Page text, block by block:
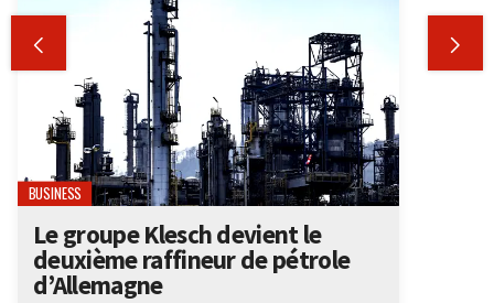
 
BUSINESS
Le groupe Klesch devient le
deuxième raffineur de pétrole
d’Allemagne